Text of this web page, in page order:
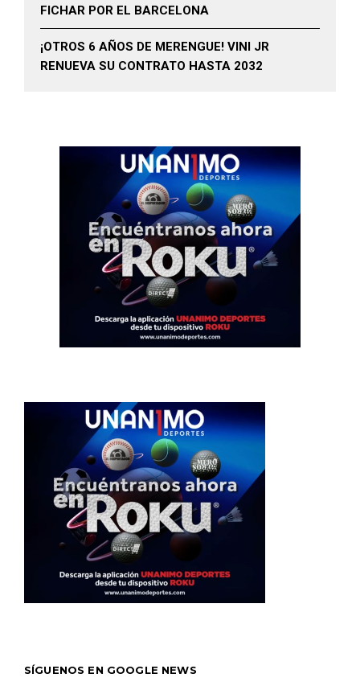
FICHAR POR EL BARCELONA
¡OTROS 6 AÑOS DE MERENGUE! VINI JR
RENUEVA SU CONTRATO HASTA 2032
SÍGUENOS EN GOOGLE NEWS